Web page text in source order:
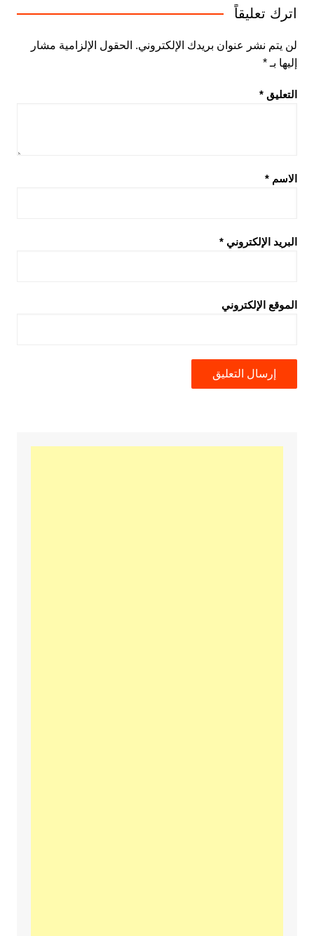
اترك تعليقاً
لن يتم نشر عنوان بريدك الإلكتروني. الحقول الإلزامية مشار
إليها بـ *
التعليق *
الاسم *
البريد الإلكتروني *
الموقع الإلكتروني